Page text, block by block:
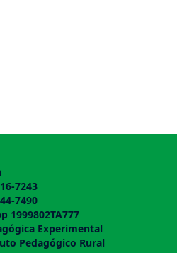
7243
7490
1999802TA777
Experimental
Pedagógico Rural